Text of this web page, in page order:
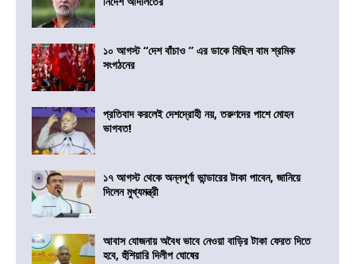
১০ আগস্ট “দেশ বাঁচাও ” এর ডাকে মিছিল বাম শ্রমিক
সংগঠনের
প্রতিবাদ করলেই দেশদ্রোহী নয়, তরুণদের পাশে মোহন
ভাগবত!
১৭ আগস্ট থেকে অন্নপূর্ণা ভান্ডারের টাকা পাবেন, জানিয়ে
দিলেন মুখ্যমন্ত্রী
আবাস যোজনায় অবৈধ ভাবে নেওয়া বাড়ির টাকা ফেরত দিতে
হবে, হুঁশিয়ারি দিলীপ ঘোষের